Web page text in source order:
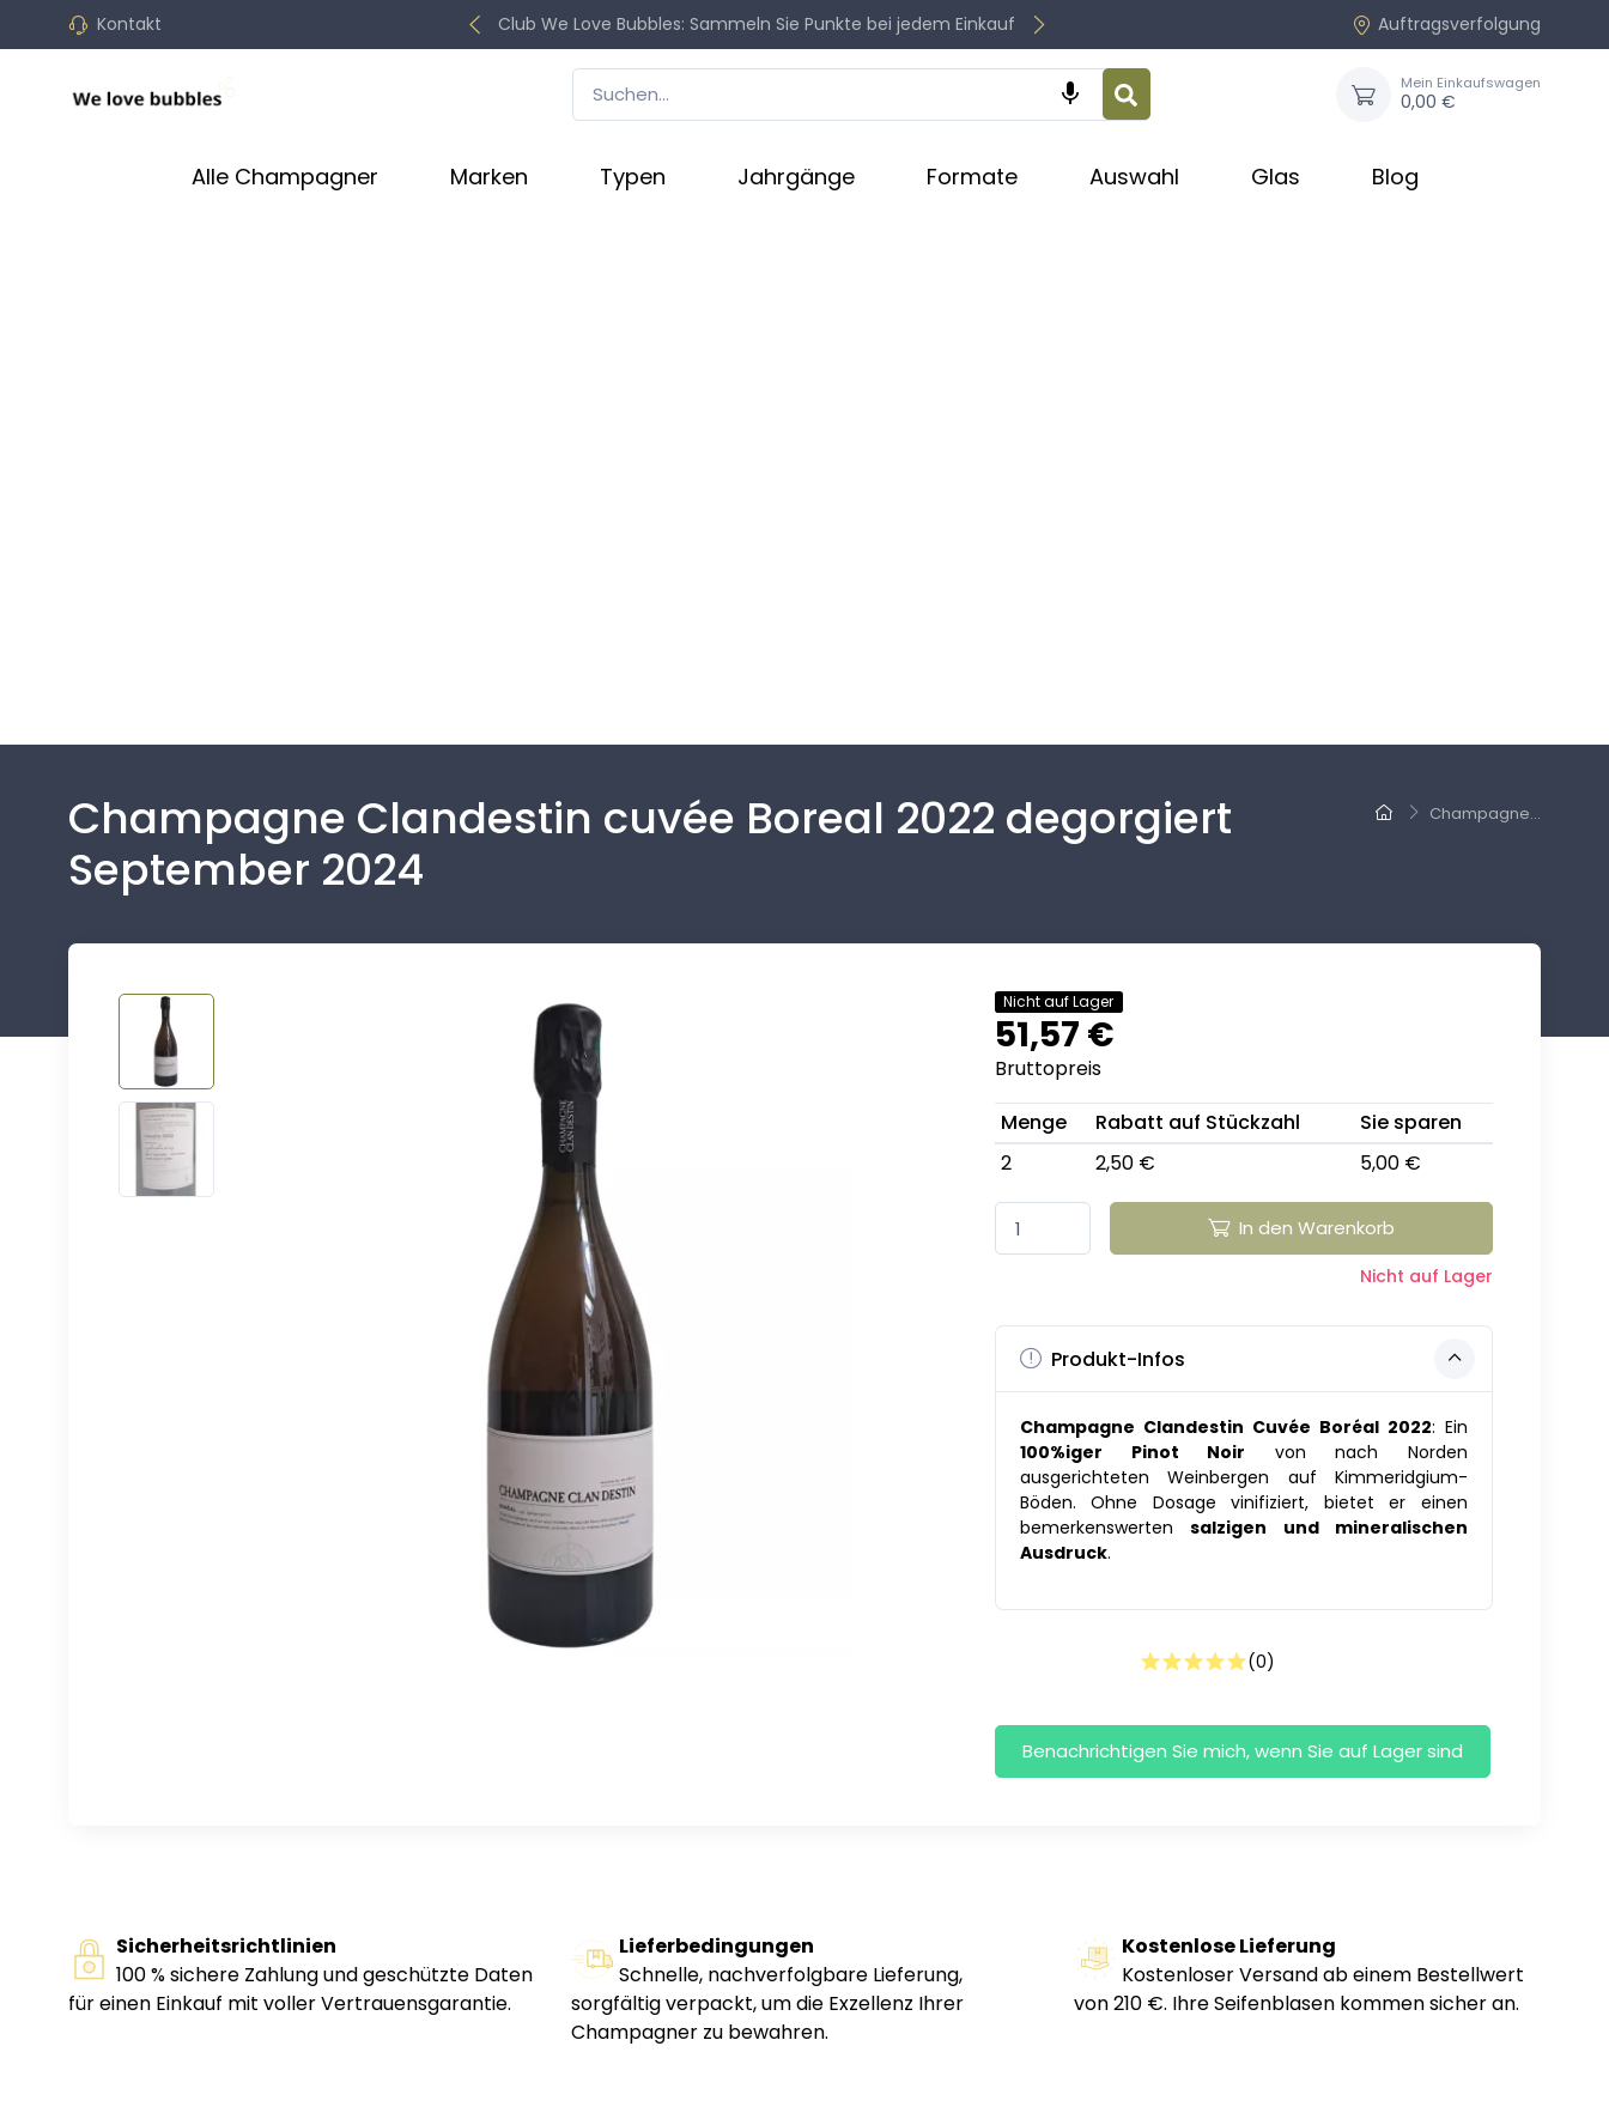
Kontakt Club We Love Bubbles: Sammeln Sie Punkte bei jedem Einkauf Auftragsverfolgung
 Mein Einkaufswagen
0,00 €
Alle Champagner Marken Typen Jahrgänge Formate Auswahl Glas Blog
Champagne...
Champagne Clandestin cuvée Boreal 2022 degorgiert
September 2024
Nicht auf Lager
51,57 €
Bruttopreis
Menge
Rabatt auf Stückzahl
Sie sparen
2
2,50 € 5,00 €
In den Warenkorb
Nicht auf Lager
Produkt-Infos
Champagne Clandestin Cuvée Boréal 2022: Ein
100%iger Pinot Noir von nach Norden
ausgerichteten Weinbergen auf Kimmeridgium-
Böden. Ohne Dosage vinifiziert, bietet er einen
bemerkenswertensalzigen und mineralischen
Ausdruck.
(0)
Sicherheitsrichtlinien
100 % sichere Zahlung und geschützte Daten
für einen Einkauf mit voller Vertrauensgarantie.
Lieferbedingungen
Schnelle, nachverfolgbare Lieferung,
sorgfältig verpackt, um die Exzellenz Ihrer
Champagner zu bewahren.
Kostenlose Lieferung
Kostenloser Versand ab einem Bestellwert
von 210 €. Ihre Seifenblasen kommen sicher an.